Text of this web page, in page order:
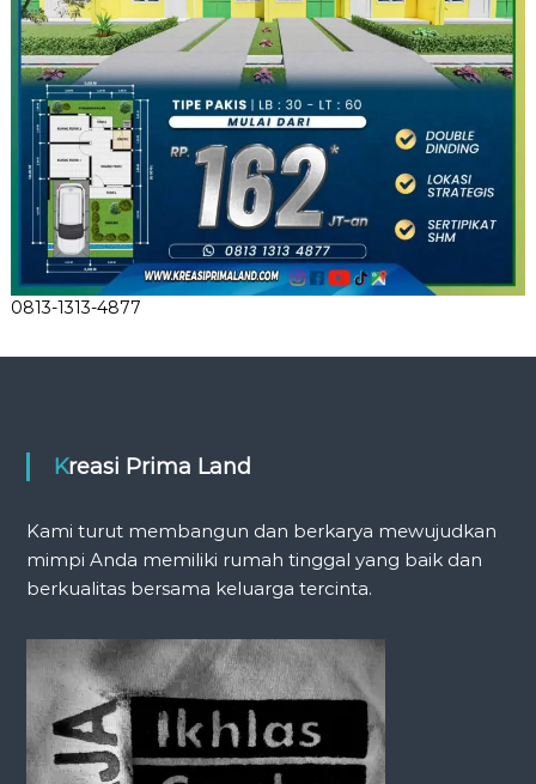
0813-1313-4877
Kreasi Prima Land
Kami turut membangun dan berkarya mewujudkan
mimpi Anda memiliki rumah tinggal yang baik dan
berkualitas bersama keluarga tercinta.